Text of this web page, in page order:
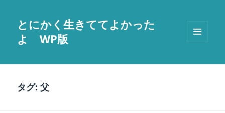
とにかく生きててよかった
よ WP版
ィジェ
タグ:父